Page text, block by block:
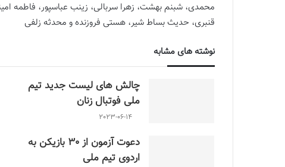
محمدی، شبنم بهشت، زهرا سربالی، زینب عباسپور، فاطمه امینه
قنبری، حدیث بساط شیر، هستی فروزنده و محدثه زلفی
نوشته های مشابه
چالش هاى ليست جدید تيم
ملى فوتبال زنان
2023-06-14
دعوت آزمون از 30 بازیکن به
اردوی تیم ملی